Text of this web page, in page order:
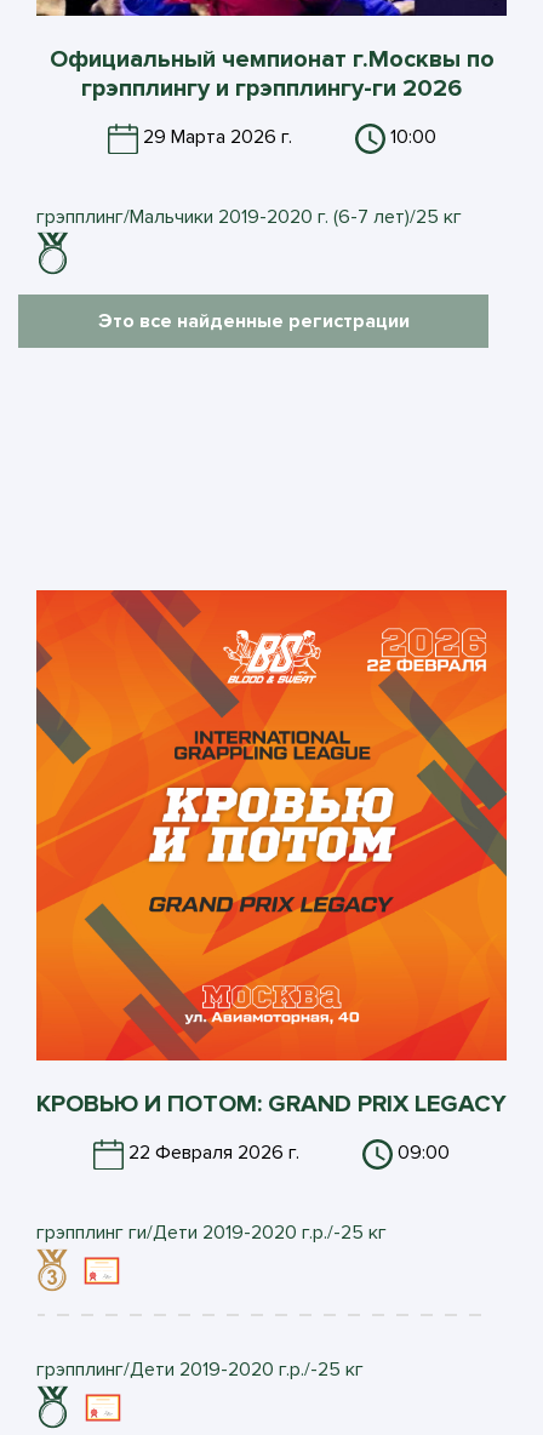
Официальный чемпионат г.Москвы по
грэпплингу и грэпплингу-ги 2026
29 Марта 2026 г. 10:00
грэпплинг/Мальчики 2019-2020 г. (6-7 лет)/25 кг
Это все найденные регистрации
КРОВЬЮ И ПОТОМ: GRAND PRIX LEGACY
22 Февраля 2026 г. 09:00
грэпплинг ги/Дети 2019-2020 г.р./-25 кг
грэпплинг/Дети 2019-2020 г.р./-25 кг